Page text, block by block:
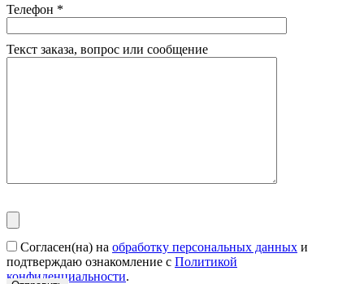
Телефон *
Текст заказа, вопрос или сообщение
Согласен(на) на обработку персональных данных и
подтверждаю ознакомление с Политикой
конфиденциальности.